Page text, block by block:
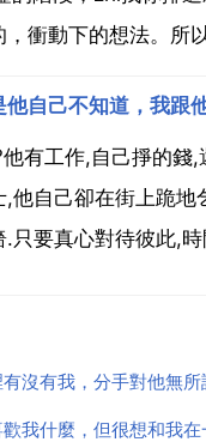
衝動下的想法。所
自己不知道，我跟
有工作,自己掙的錢
他自己卻在街上跪
只要真心對待彼此,
沒有我，分手對他無
我什麼，但很想和我